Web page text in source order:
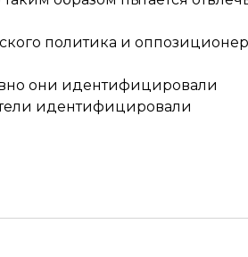
политика и
они идентифицировали
идентифицировали